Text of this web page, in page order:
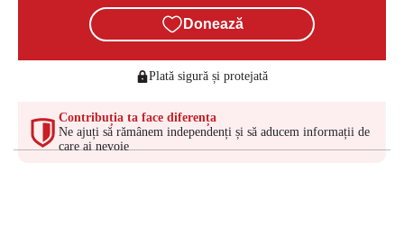
Donează
Plată sigură și protejată
Contribuția ta face diferența
Ne ajuți să rămânem independenți și să aducem informații de
care ai nevoie